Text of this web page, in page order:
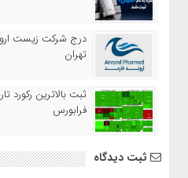
درج شرکت زیست
تهران
فرابورس
ثبت دیدگاه